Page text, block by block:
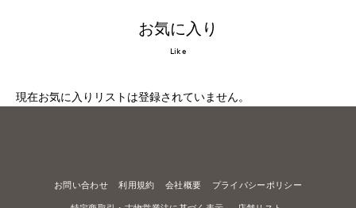
お気に入り
Like
現在お気に入りリストは登録されていません。
お問い合わせ 利用規約 会社概要 プライバシーポリシー